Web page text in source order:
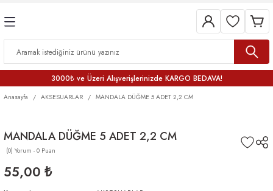
3000₺ ve Üzeri Alışverişlerinizde KARGO BEDAVA!
Anasayfa AKSESUARLAR MANDALA DÜĞME 5 ADET 2,2 CM
MANDALA DÜĞME 5 ADET 2,2 CM
(0) Yorum - 0 Puan
55,00 ₺